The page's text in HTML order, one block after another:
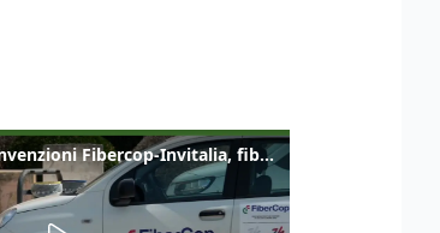
Sottoscritte le convenzioni Fibercop-Invitalia, fibra ottica per 477 mila civici